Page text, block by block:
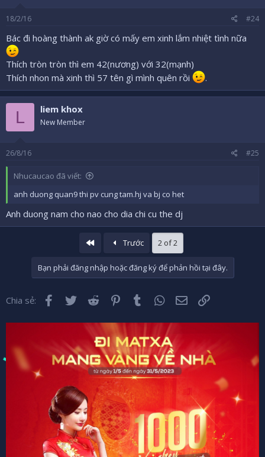
18/2/16 #24
Bác đi hoàng thành ak giờ có mấy em xinh lắm nhiệt tình nữa
Thích tròn tròn thì em 42(nương) với 32(mạnh)
Thích nhon mà xinh thì 57 tên gì mình quên rồi
.
L liem khox
New Member
26/8/16 #25
Nhucaucao đã viết:
anh duong quan9 thi pv cung tam.hj va bj co het
Anh duong nam cho nao cho dia chi cu the dj
Trước 2 of 2
Bạn phải đăng nhập hoặc đăng ký để phản hồi tại đây.
Chia sẻ: Facebook
Twitter Reddit Pinterest
Tumblr WhatsApp
Email